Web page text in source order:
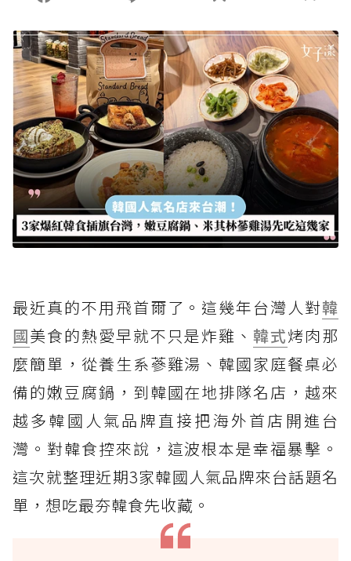
最近真的不用飛首爾了。這幾年台灣人對韓
國美食的熱愛早就不只是炸雞、韓式烤肉那
麼簡單，從養生系蔘雞湯、韓國家庭餐桌必
備的嫩豆腐鍋，到韓國在地排隊名店，越來
越多韓國人氣品牌直接把海外首店開進台
灣。對韓食控來說，這波根本是幸福暴擊。
這次就整理近期3家韓國人氣品牌來台話題名
單，想吃最夯韓食先收藏。